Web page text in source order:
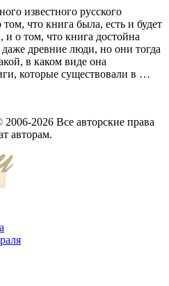
известного русского
что книга была, есть и будет
о том, что книга достойна
древние люди, но они тогда
в каком виде она
которые существовали в …
2026 Все авторские права
авторам.